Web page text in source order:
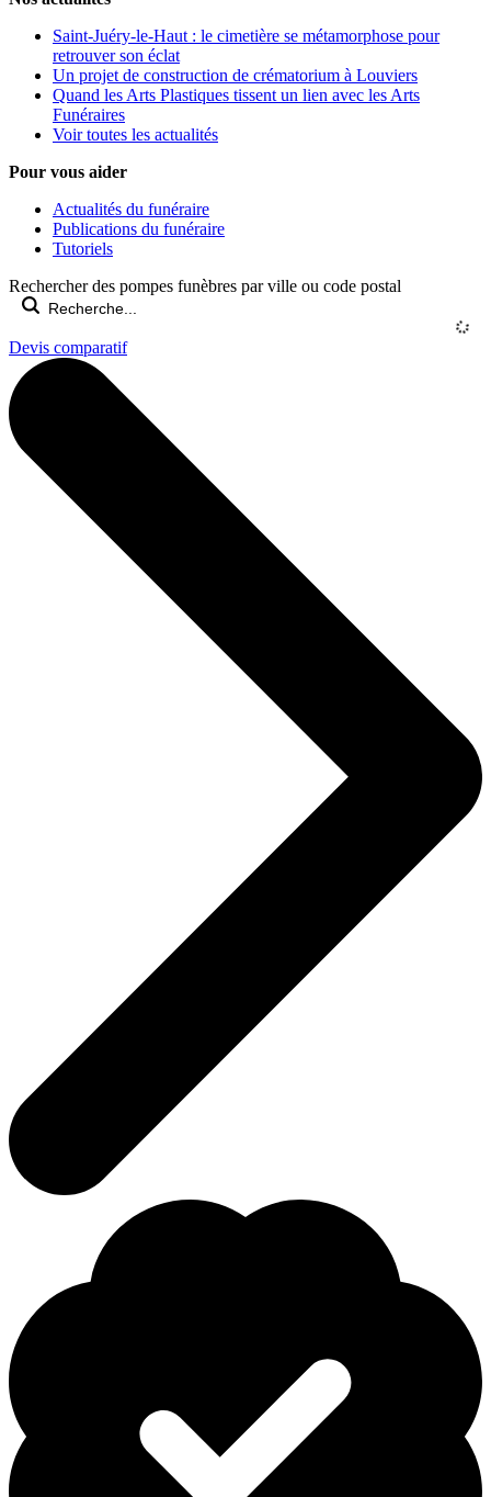
Saint-Juéry-le-Haut : le cimetière se métamorphose pour
retrouver son éclat
Un projet de construction de crématorium à Louviers
Quand les Arts Plastiques tissent un lien avec les Arts
Funéraires
Voir toutes les actualités
Pour vous aider
Actualités du funéraire
Publications du funéraire
Tutoriels
Rechercher des pompes funèbres par ville ou code postal
Devis comparatif